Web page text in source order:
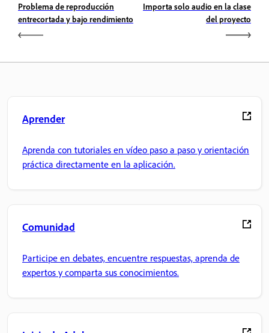
Problema de reproducción
entrecortada y bajo rendimiento
Importa solo audio en la clase
del proyecto
Aprender
Aprenda con tutoriales en vídeo paso a paso y orientación
práctica directamente en la aplicación.
Comunidad
Participe en debates, encuentre respuestas, aprenda de
expertos y comparta sus conocimientos.